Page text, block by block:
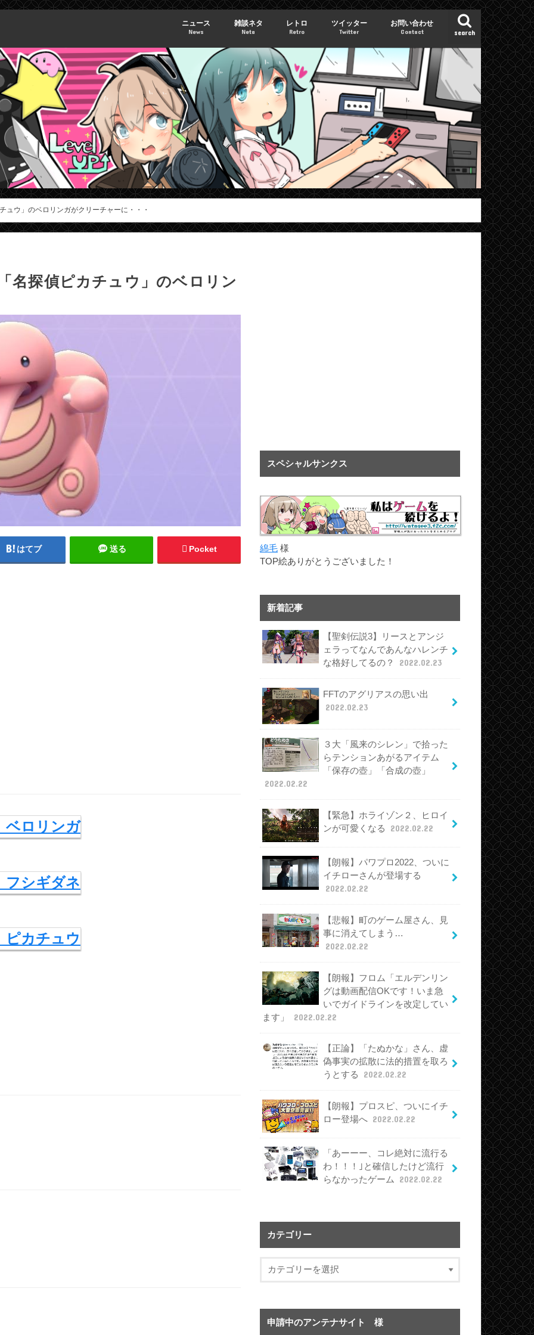
search
ニュース
News
雑談ネタ
Neta
レトロ
Retro
ツイッター
Twitter
お問い合わせ
Contact
ュウ」のベロリンガがクリーチャーに・・・
名探偵ピカチュウ」のベロリン
はてブ 送る Pocket
スペシャルサンクス
綿毛 様
TOP絵ありがとうございました！
新着記事
【聖剣伝説3】リースとアンジ
ェラってなんであんなハレンチ
な格好してるの？
2022.02.23
FFTのアグリアスの思い出
2022.02.23
３大「風来のシレン」で拾った
らテンションあがるアイテム
「保存の壺」「合成の壺」
2022.02.22
【緊急】ホライゾン２、ヒロイ
ンが可愛くなる
2022.02.22
【朗報】パワプロ2022、ついに
イチローさんが登場する
2022.02.22
【悲報】町のゲーム屋さん、見
事に消えてしまう…
2022.02.22
【朗報】フロム「エルデンリン
グは動画配信OKです！いま急
いでガイドラインを改定してい
ます」
2022.02.22
【正論】「たぬかな」さん、虚
偽事実の拡散に法的措置を取ろ
うとする
2022.02.22
【朗報】プロスピ、ついにイチ
ロー登場へ 2022.02.22
「あーーー、コレ絶対に流行る
わ！！！｣と確信したけど流行
らなかったゲーム
2022.02.22
カテゴリー
申請中のアンテナサイト 様